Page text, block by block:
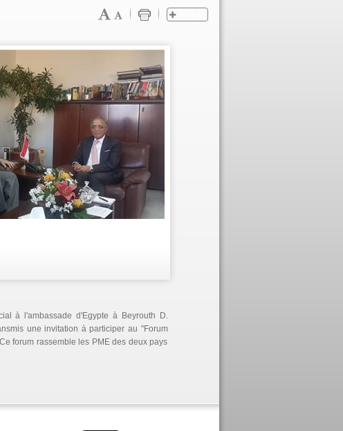
à l'ambassade d'Egypte à Beyrouth D.
une invitation à participer au "Forum
forum rassemble les PME des deux pays